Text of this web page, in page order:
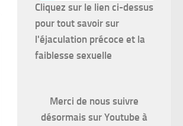
Cliquez sur le lien ci-dessus
pour tout savoir sur
l'éjaculation précoce et la
faiblesse sexuelle
Merci de nous suivre
désormais sur Youtube à